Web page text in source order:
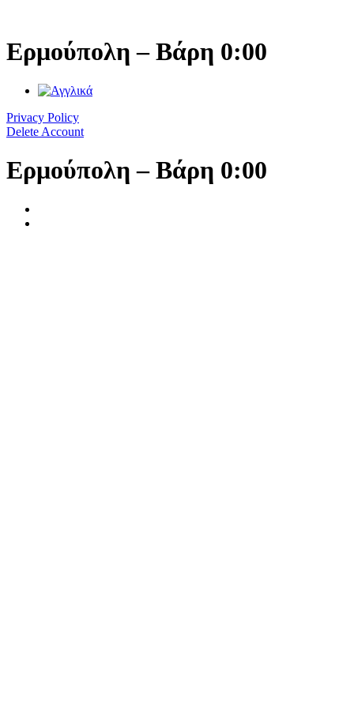
περιεχόμενο
Ερμούπολη – Βάρη 0:00
Privacy Policy
Delete Account
Ερμούπολη – Βάρη 0:00